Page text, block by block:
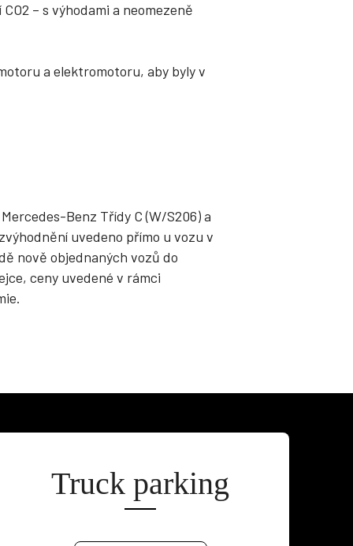
– s výhodami a neomezeně
a elektromotoru, aby byly v
Benz Třídy C (W/S206) a
uvedeno přímo u vozu v
nově objednaných vozů do
ceny uvedené v rámci
Truck parking